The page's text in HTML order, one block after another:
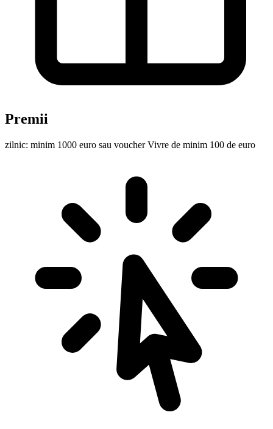
Premii
zilnic: minim 1000 euro sau voucher Vivre de minim 100 de euro